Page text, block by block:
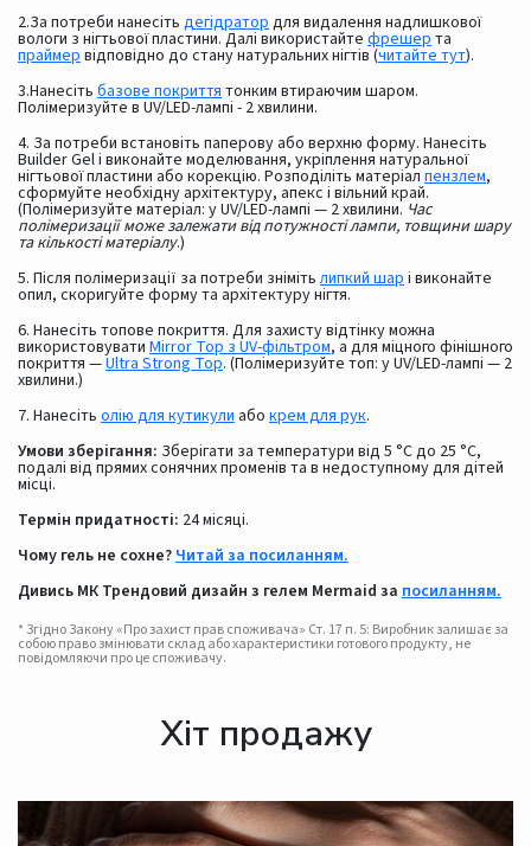
2.За потреби нанесіть дегідратордля видалення надлишкової
вологи з нігтьової пластини. Далі використайте фрешерта
праймервідповідно до стану натуральних нігтів (читайте тут).
3.Нанесіть базове покриттятонким втираючим шаром.
Полімеризуйте в UV/LED-лампі - 2 хвилини.
4. За потреби встановіть паперову або верхню форму. Нанесіть
Builder Gel і виконайте моделювання, укріплення натуральної
нігтьової пластини або корекцію. Розподіліть матеріал пензлем,
сформуйте необхідну архітектуру, апекс і вільний край.
(Полімеризуйте матеріал: у UV/LED-лампі — 2 хвилини. Час
полімеризації може залежати від потужності лампи, товщини шару
та кількості матеріалу.)
5. Після полімеризації за потреби зніміть липкий шарі виконайте
опил, скоригуйте форму та архітектуру нігтя.
6. Нанесіть топове покриття. Для захисту відтінку можна
використовувати Mirror Top з UV-фільтром, а для міцного фінішного
покриття —Ultra Strong Top. (Полімеризуйте топ: у UV/LED-лампі — 2
хвилини.)
7. Нанесіть олію для кутикули або крем для рук.
Умови зберігання: Зберігати за температури від 5 °C до 25 °C,
подалі від прямих сонячних променів та в недоступному для дітей
місці.
Термін придатності: 24 місяці.
Чому гель не сохне?Читай за посиланням.
Дивись МК Трендовий дизайн з гелем Mermaid за посиланням.
* Згідно Закону «Про захист прав споживача» Ст. 17 п. 5: Виробник залишає за
собою право змінювати склад або характеристики готового продукту, не
повідомляючи про це споживачу.
Хіт продажу